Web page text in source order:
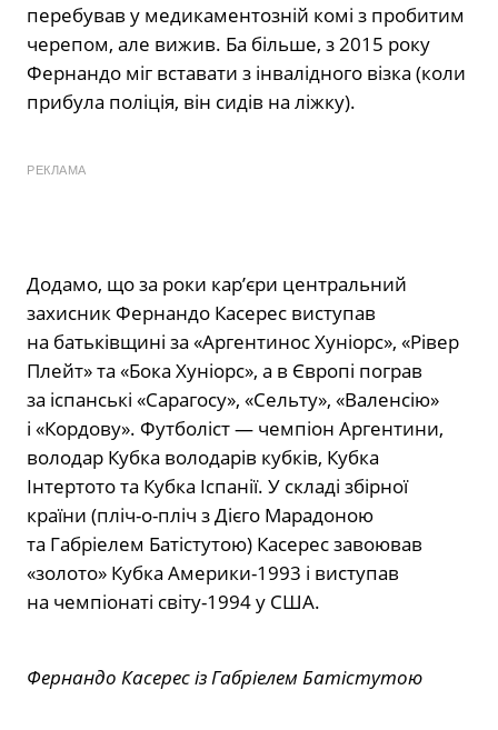
перебував у медикаментозній комі з пробитим
черепом, але вижив. Ба більше, з 2015 року
Фернандо міг вставати з інвалідного візка (коли
прибула поліція, він сидів на ліжку).
РЕКЛАМА
Додамо, що за роки кар’єри центральний
захисник Фернандо Касерес виступав
на батьківщині за «Аргентинос Хуніорс», «Рівер
Плейт» та «Бока Хуніорс», а в Європі пограв
за іспанські «Сарагосу», «Сельту», «Валенсію»
і «Кордову». Футболіст — чемпіон Аргентини,
володар Кубка володарів кубків, Кубка
Інтертото та Кубка Іспанії. У складі збірної
країни (пліч-о-пліч з Дієго Марадоною
та Габріелем Батістутою) Касерес завоював
«золото» Кубка Америки-1993 і виступав
на чемпіонаті світу-1994 у США.
Фернандо Касерес із Габріелем Батістутою